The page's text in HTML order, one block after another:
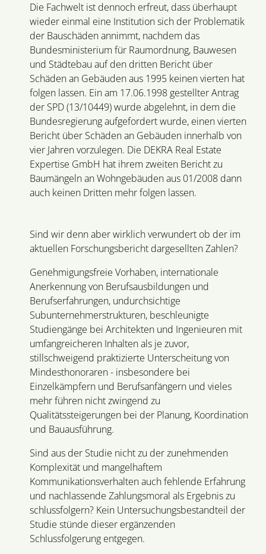
Die Fachwelt ist dennoch erfreut, dass überhaupt
wieder einmal eine Institution sich der Problematik
der Bauschäden annimmt, nachdem das
Bundesministerium für Raumordnung, Bauwesen
und Städtebau auf den dritten Bericht über
Schäden an Gebäuden aus 1995 keinen vierten hat
folgen lassen. Ein am 17.06.1998 gestellter Antrag
der SPD (13/10449) wurde abgelehnt, in dem die
Bundesregierung aufgefordert wurde, einen vierten
Bericht über Schäden an Gebäuden innerhalb von
vier Jahren vorzulegen. Die DEKRA Real Estate
Expertise GmbH hat ihrem zweiten Bericht zu
Baumängeln an Wohngebäuden aus 01/2008 dann
auch keinen Dritten mehr folgen lassen.
Sind wir denn aber wirklich verwundert ob der im
aktuellen Forschungsbericht dargesellten Zahlen?
Genehmigungsfreie Vorhaben, internationale
Anerkennung von Berufsausbildungen und
Berufserfahrungen, undurchsichtige
Subunternehmerstrukturen, beschleunigte
Studiengänge bei Architekten und Ingenieuren mit
umfangreicheren Inhalten als je zuvor,
stillschweigend praktizierte Unterscheitung von
Mindesthonoraren - insbesondere bei
Einzelkämpfern und Berufsanfängern und vieles
mehr führen nicht zwingend zu
Qualitätssteigerungen bei der Planung, Koordination
und Bauausführung.
Sind aus der Studie nicht zu der zunehmenden
Komplexität und mangelhaftem
Kommunikationsverhalten auch fehlende Erfahrung
und nachlassende Zahlungsmoral als Ergebnis zu
schlussfolgern? Kein Untersuchungsbestandteil der
Studie stünde dieser ergänzenden
Schlussfolgerung entgegen.